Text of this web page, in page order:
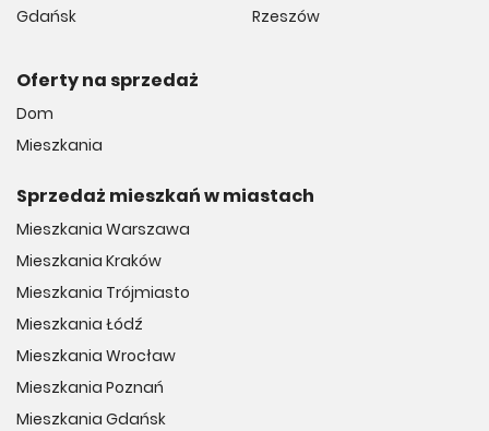
Gdańsk
Rzeszów
Oferty na sprzedaż
Dom
Mieszkania
Sprzedaż mieszkań w miastach
Mieszkania Warszawa
Mieszkania Kraków
Mieszkania Trójmiasto
Mieszkania Łódź
Mieszkania Wrocław
Mieszkania Poznań
Mieszkania Gdańsk